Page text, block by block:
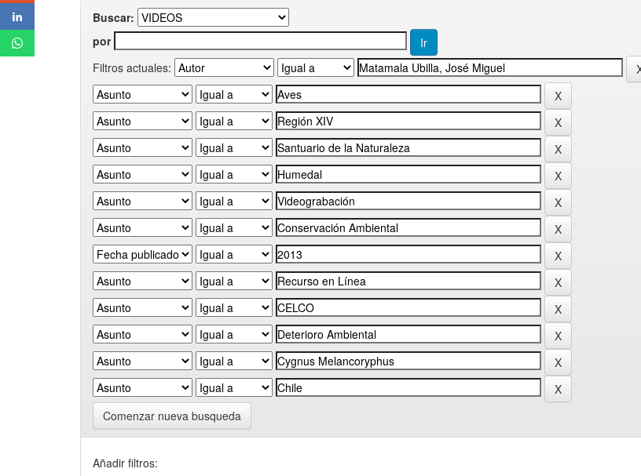
Buscar:
por
Filtros actuales:
Comenzar nueva busqueda
Añadir filtros: